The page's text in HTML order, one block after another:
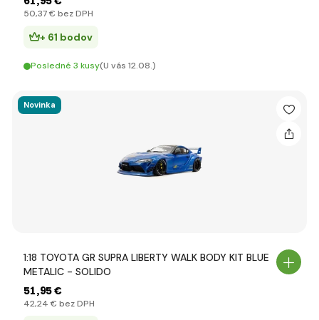
50,37 € bez DPH
+ 61 bodov
Posledné 3 kusy(U vás 12.08.)
Novinka
1:18 TOYOTA GR SUPRA LIBERTY WALK BODY KIT BLUE
METALIC - SOLIDO
51,95 €
42,24 € bez DPH